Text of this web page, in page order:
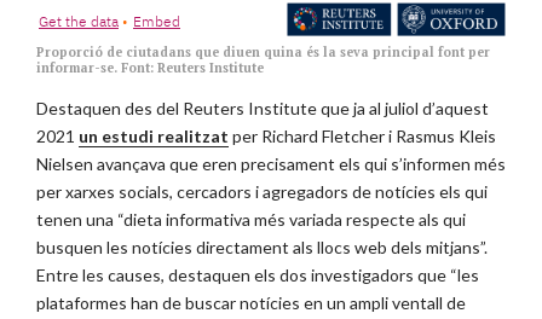
Proporció de ciutadans que diuen quina és la seva principal font per
informar-se. Font: Reuters Institute
Destaquen des del Reuters Institute que ja al juliol d’aquest
2021 un estudi realitzat per Richard Fletcher i Rasmus Kleis
Nielsen avançava que eren precisament els qui s’informen més
per xarxes socials, cercadors i agregadors de notícies els qui
tenen una “dieta informativa més variada respecte als qui
busquen les notícies directament als llocs web dels mitjans”.
Entre les causes, destaquen els dos investigadors que “les
plataformes han de buscar notícies en un ampli ventall de